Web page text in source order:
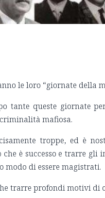
le loro “giornate della
tante queste giornate
mafiosa.
troppe, ed è
è successo e trarre gli
modo di essere magistrati.
trarre profondi motivi di